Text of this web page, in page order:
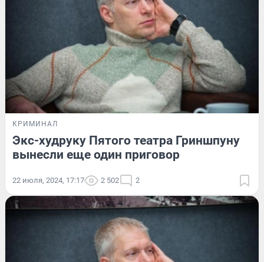
КРИМИНАЛ
Экс-худруку Пятого театра Гриншпуну
вынесли еще один приговор
22 июля, 2024, 17:17 2 502 2